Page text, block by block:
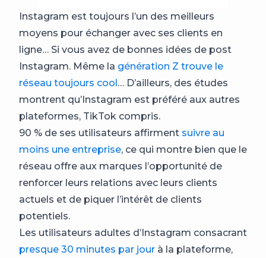
Instagram est toujours l’un des meilleurs
moyens pour échanger avec ses clients en
ligne… Si vous avez de bonnes idées de post
Instagram. Même la génération Z trouve le
réseau toujours cool… D’ailleurs, des études
montrent qu’Instagram est préféré aux autres
plateformes, TikTok compris.
90 % de ses utilisateurs affirment suivre au
moins une entreprise, ce qui montre bien que le
réseau offre aux marques l’opportunité de
renforcer leurs relations avec leurs clients
actuels et de piquer l’intérêt de clients
potentiels.
Les utilisateurs adultes d’Instagram consacrant
presque 30 minutes par jour à la plateforme,